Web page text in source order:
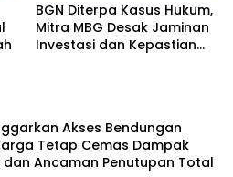
BGN Diterpa Kasus Hukum,
Mitra MBG Desak Jaminan
Investasi dan Kepastian
Akses Bendungan
Tetap Cemas Dampak
dan Ancaman Penutupan Total